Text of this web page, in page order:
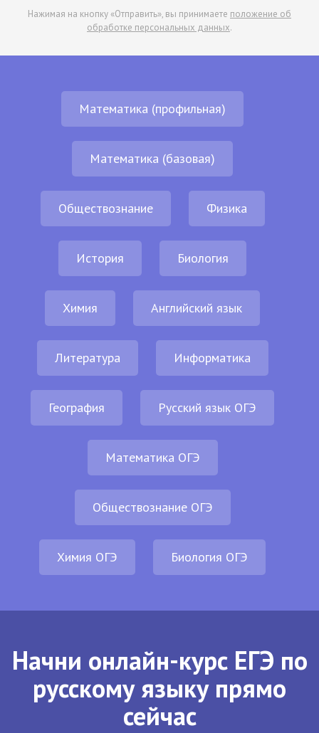
Нажимая на кнопку «Отправить», вы принимаете положение об
обработке персональных данных.
Математика (профильная)
Математика (базовая)
Обществознание Физика
История Биология
Химия Английский язык
Литература Информатика
География Русский язык ОГЭ
Математика ОГЭ
Обществознание ОГЭ
Химия ОГЭ Биология ОГЭ
Начни онлайн-курс ЕГЭ по
русскому языку прямо
сейчас